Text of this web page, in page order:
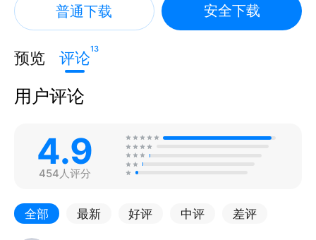
普通下载 安全下载
预览 评论13
用户评论
4.9
454人评分
全部 最新 好评 中评 差评